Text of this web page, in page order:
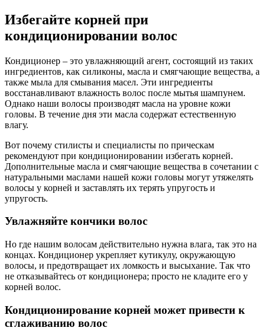
Избегайте корней при
кондиционировании волос
Кондиционер – это увлажняющий агент, состоящий из таких
ингредиентов, как силиконы, масла и смягчающие вещества, а
также мыла для смывания масел. Эти ингредиенты
восстанавливают влажность волос после мытья шампунем.
Однако наши волосы производят масла на уровне кожи
головы. В течение дня эти масла содержат естественную
влагу.
Вот почему стилисты и специалисты по прическам
рекомендуют при кондиционировании избегать корней.
Дополнительные масла и смягчающие вещества в сочетании с
натуральными маслами нашей кожи головы могут утяжелять
волосы у корней и заставлять их терять упругость и
упругость.
Увлажняйте кончики волос
Но где нашим волосам действительно нужна влага, так это на
концах. Кондиционер укрепляет кутикулу, окружающую
волосы, и предотвращает их ломкость и высыхание. Так что
не отказывайтесь от кондиционера; просто не кладите его у
корней волос.
Кондиционирование корней может привести к
сглаживанию волос